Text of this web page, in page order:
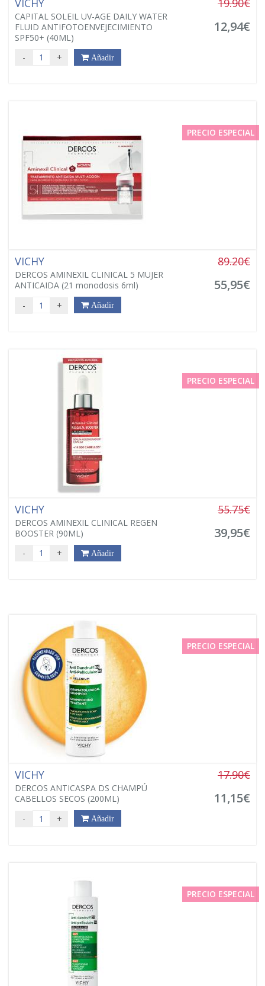
VICHY
CAPITAL SOLEIL UV-AGE DAILY WATER
FLUID ANTIFOTOENVEJECIMIENTO
SPF50+ (40ML)
19.90€
12,94€
- + Añadir
PRECIO ESPECIAL
VICHY
DERCOS AMINEXIL CLINICAL 5 MUJER
ANTICAIDA (21 monodosis 6ml)
89.20€
55,95€
- + Añadir
PRECIO ESPECIAL
VICHY
DERCOS AMINEXIL CLINICAL REGEN
BOOSTER (90ML)
55.75€
39,95€
- + Añadir
PRECIO ESPECIAL
VICHY
DERCOS ANTICASPA DS CHAMPÚ
CABELLOS SECOS (200ML)
17.90€
11,15€
- + Añadir
PRECIO ESPECIAL